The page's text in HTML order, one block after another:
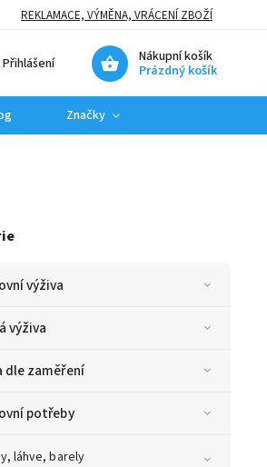
REKLAMACE, VÝMĚNA, VRÁCENÍ ZBOŽÍ
Nákupní košík
Prázdný košík
Přihlášení
Značky
výživa
výživa
dle zaměření
potřeby
láhve, barely